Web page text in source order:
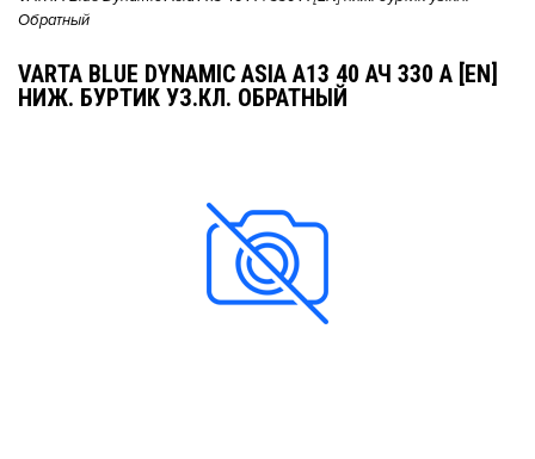
Обратный
VARTA BLUE DYNAMIC ASIA A13 40 АЧ 330 А [EN]
НИЖ. БУРТИК УЗ.КЛ. ОБРАТНЫЙ